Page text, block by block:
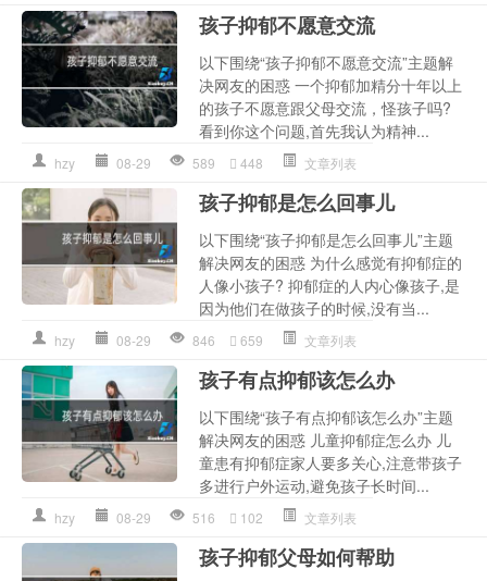
孩子抑郁不愿意交流
以下围绕“孩子抑郁不愿意交流”主题解
决网友的困惑 一个抑郁加精分十年以上
的孩子不愿意跟父母交流，怪孩子吗?
看到你这个问题,首先我认为精神...
hzy 08-29 589 448 文章列表
孩子抑郁是怎么回事儿
以下围绕“孩子抑郁是怎么回事儿”主题
解决网友的困惑 为什么感觉有抑郁症的
人像小孩子? 抑郁症的人内心像孩子,是
因为他们在做孩子的时候,没有当...
hzy 08-29 846 659 文章列表
孩子有点抑郁该怎么办
以下围绕“孩子有点抑郁该怎么办”主题
解决网友的困惑 儿童抑郁症怎么办 儿
童患有抑郁症家人要多关心,注意带孩子
多进行户外运动,避免孩子长时间...
hzy 08-29 516 102 文章列表
孩子抑郁父母如何帮助